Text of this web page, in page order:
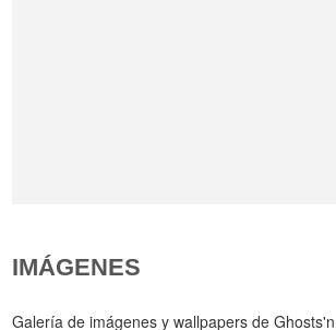
IMÁGENES
Galería de imágenes y wallpapers de